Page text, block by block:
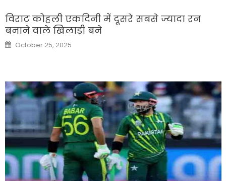
विराट कोहली एकदिनी में दूसरे सबसे ज्यादा रन
बनाने वाले खिलाड़ी बने
Posted
on
October 25, 2025